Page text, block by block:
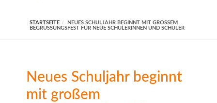
STARTSEITE
NEUES SCHULJAHR BEGINNT MIT GROSSEM B
EGRÜSSUNGSFEST FÜR NEUE SCHÜLERINNEN UND SCHÜLER
Neues Schuljahr beginnt
mit großem